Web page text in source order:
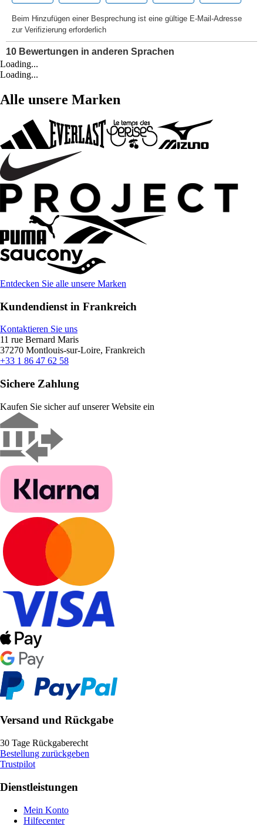
Loading...
Loading...
Alle unsere Marken
Entdecken Sie alle unsere Marken
Kundendienst in Frankreich
Kontaktieren Sie uns
11 rue Bernard Maris
37270 Montlouis-sur-Loire, Frankreich
+33 1 86 47 62 58
Sichere Zahlung
Kaufen Sie sicher auf unserer Website ein
Versand und Rückgabe
30 Tage Rückgaberecht
Bestellung zurückgeben
Trustpilot
Dienstleistungen
Mein Konto
Hilfecenter